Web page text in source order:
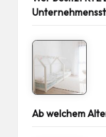
Ab welchem